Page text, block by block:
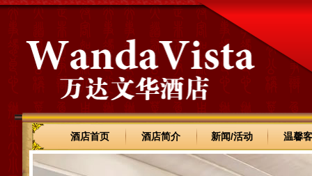
酒店首页 酒店简介 新闻/活动 温馨